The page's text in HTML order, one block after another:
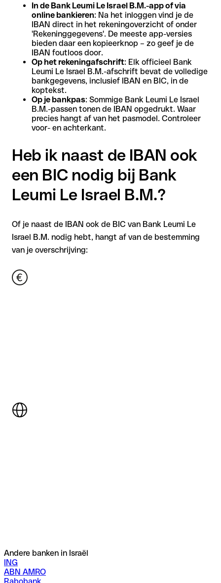
In de Bank Leumi Le Israel B.M.-app of via
online bankieren: Na het inloggen vind je de
IBAN direct in het rekeningoverzicht of onder
'Rekeninggegevens'. De meeste app-versies
bieden daar een kopieerknop – zo geef je de
IBAN foutloos door.
Op het rekeningafschrift: Elk officieel Bank
Leumi Le Israel B.M.-afschrift bevat de volledige
bankgegevens, inclusief IBAN en BIC, in de
koptekst.
Op je bankpas: Sommige Bank Leumi Le Israel
B.M.-passen tonen de IBAN opgedrukt. Waar
precies hangt af van het pasmodel. Controleer
voor- en achterkant.
Heb ik naast de IBAN ook
een BIC nodig bij Bank
Leumi Le Israel B.M.?
Of je naast de IBAN ook de BIC van Bank Leumi Le
Israel B.M. nodig hebt, hangt af van de bestemming
van je overschrijving:
Andere banken in Israël
ING
ABN AMRO